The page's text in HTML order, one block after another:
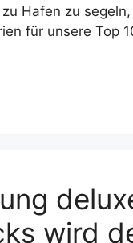
Hafen zu
für unsere Top
wird